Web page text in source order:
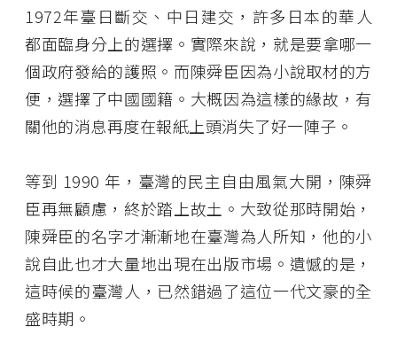
1972年臺日斷交、中日建交，許多日本的華人
都面臨身分上的選擇。實際來說，就是要拿哪一
個政府發給的護照。而陳舜臣因為小說取材的方
便，選擇了中國國籍。大概因為這樣的緣故，有
關他的消息再度在報紙上頭消失了好一陣子。
等到 1990 年，臺灣的民主自由風氣大開，陳舜
臣再無顧慮，終於踏上故土。大致從那時開始，
陳舜臣的名字才漸漸地在臺灣為人所知，他的小
說自此也才大量地出現在出版市場。遺憾的是，
這時候的臺灣人，已然錯過了這位一代文豪的全
盛時期。